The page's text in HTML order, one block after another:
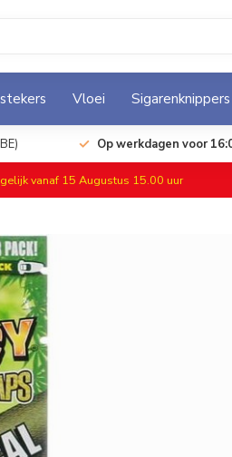
Vloei Sigarenknippers
Op werkdagen voor
vanaf 15 Augustus 15.00 uur